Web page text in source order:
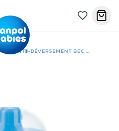
TASSE ANTI-DÉVERSEMENT BEC EN POLYPROPYLÈNE 200ML BUNNY & COMPANY-31/300